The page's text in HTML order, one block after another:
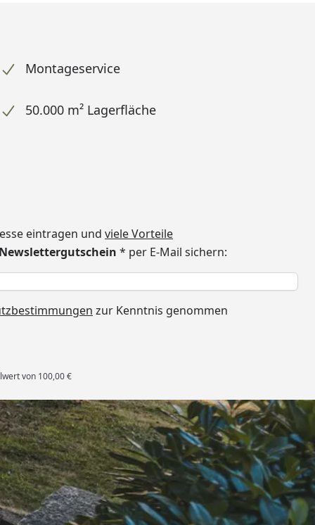
Montageservice
50.000 m² Lagerfläche
eintragen und viele Vorteile
* per E-Mail sichern:
zur Kenntnis genommen
von 100,00 €